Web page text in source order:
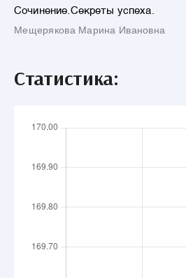
Сочинение.Секреты успеха.
Мещерякова Марина Ивановна
Статистика: